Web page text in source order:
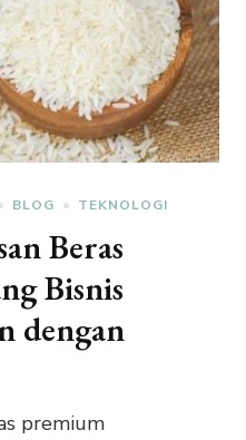
BLOG TEKNOLOGI
Beras
Bisnis
dengan
premium